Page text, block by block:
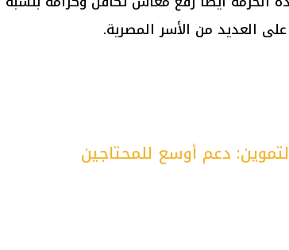
دعم أوسع للمحتاجين